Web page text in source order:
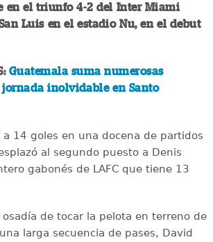
en el triunfo 4-2 del Inter Miami
Luis en el estadio Nu, en el debut
Guatemala suma numerosas
inolvidable en Santo
14 goles en una docena de partidos
al segundo puesto a Denis
gabonés de LAFC que tiene 13
de tocar la pelota en terreno de
larga secuencia de pases, David